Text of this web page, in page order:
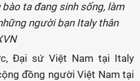
ta đang sinh sống, làm
người bạn Italy thân
Đại sứ Việt Nam tại Italy
đồng người Việt Nam tại